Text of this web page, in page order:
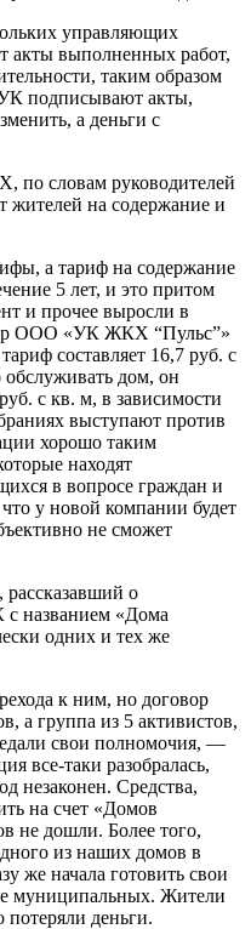
управляющих
акты выполненных работ,
таким образом
подписывают акты,
а деньги с
по словам руководителей
жителей на содержание и
а тариф на содержание
5 лет, и это притом
и прочее выросли в
ООО «УК ЖКХ “Пульс”»
составляет 16,7 руб. с
дом, он
с кв. м, в зависимости
выступают против
хорошо таким
находят
в вопросе граждан и
у новой компании будет
не сможет
о
с названием «Дома
одних и тех же
к ним, но договор
а группа из 5 активистов,
свои полномочия, —
все-таки разобралась,
незаконен. Средства,
на счет «Домов
не дошли. Более того,
из наших домов в
же начала готовить свои
муниципальных. Жители
деньги.